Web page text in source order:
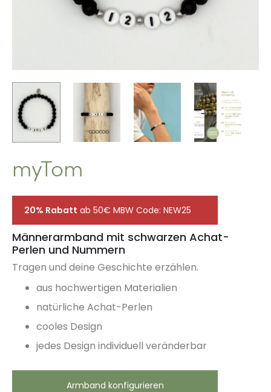
myTom
20% Rabatt ab 50€ MBW Code: NEW25
Männerarmband mit schwarzen Achat-
Perlen und Nummern
Tragen und deine Geschichte erzählen.
aus hochwertigen Materialien
natürliche Achat-Perlen
cooles Design
jedes Design individuell veränderbar
Armband konfigurieren